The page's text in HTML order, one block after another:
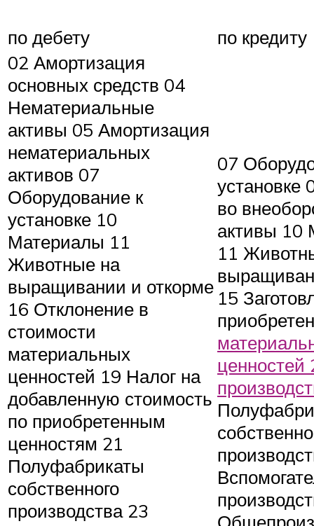
по дебету
по кредиту
02 Амортизация
основных средств 04
Нематериальные
активы 05 Амортизация
нематериальных
активов 07
Оборудование к
установке 10
Материалы 11
Животные на
выращивании и откорме
16 Отклонение в
стоимости
материальных
ценностей 19 Налог на
добавленную стоимость
по приобретенным
ценностям 21
Полуфабрикаты
собственного
производства 23
07
установке
во
активы 10
11
15
ценностей